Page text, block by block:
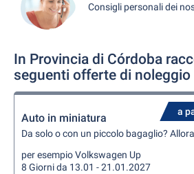
Consigli personali dei
In Provincia di Córdoba
seguenti offerte di noleggio
a
Auto in miniatura
Da solo o con un piccolo bagaglio?
per esempio Volkswagen Up
8 Giorni da 13.01 - 21.01.2027